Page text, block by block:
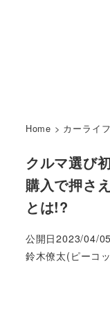
Home > カーライフ
クルマ選び
購入で押さ
とは!?
公開日2023/04/
著
鈴木僚太(ピーコ